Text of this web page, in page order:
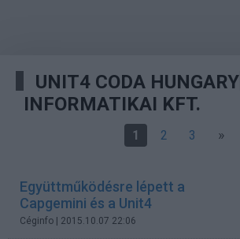
UNIT4 CODA HUNGARY
INFORMATIKAI KFT.
1 2 3 »
Együttműködésre lépett a
Capgemini és a Unit4
Céginfo | 2015.10.07 22:06